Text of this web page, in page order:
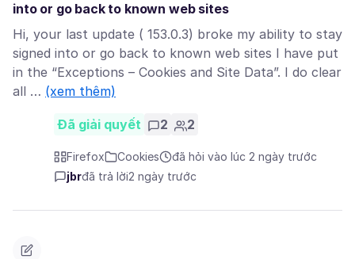
into or go back to known web sites
Hi, your last update ( 153.0.3) broke my ability to stay
signed into or go back to known web sites I have put
in the “Exceptions – Cookies and Site Data”. I do clear
all … (xem thêm)
Đã giải quyết 2 2
Firefox Cookies
đã hỏi vào lúc 2 ngày trước
jbrđã trả lời2 ngày trước